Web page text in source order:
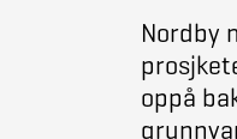
Nordby
oppå